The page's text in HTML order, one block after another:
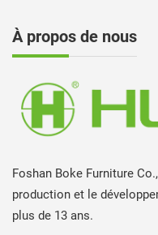
À propos de nous
Foshan Boke Furniture
production et le
plus de 13 ans.